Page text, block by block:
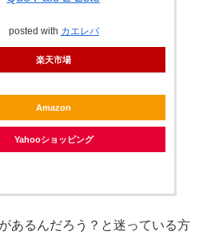
posted with カエレバ
楽天市場
Amazon
Yahooショッピング
あるんだろう？と迷っている方